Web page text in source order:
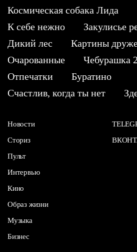
Космическая собака Лида
К себе нежно
Закулисье
Дикий лес
Картины
Очарованные
Чебурашка 2
Отпечатки
Буратино
Счастлив, когда ты нет
Новости
Сториз
Пульт
Интервью
Кино
Образ жизни
Музыка
Бизнес